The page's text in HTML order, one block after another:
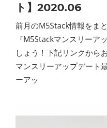
ト】2020.06
前月のM5Stack情報をま
『M5Stackマンスリーア
しょう！下記リンクから
マンスリーアップデート
ーアッ